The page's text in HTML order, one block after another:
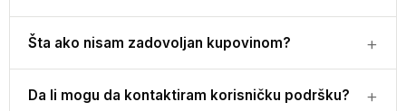
Šta ako nisam zadovoljan kupovinom?
Da li mogu da kontaktiram korisničku podršku?